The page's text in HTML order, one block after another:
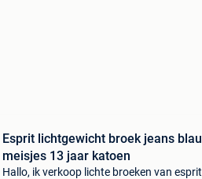
Esprit lichtgewicht broek jeans
meisjes 13 jaar katoen
Hallo, ik verkoop lichte broeken van